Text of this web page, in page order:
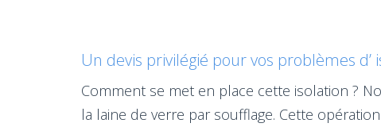
Un devis privilégié pour vos problèmes d’
Comment se met en place cette isolation ?
la laine de verre par soufflage. Cette